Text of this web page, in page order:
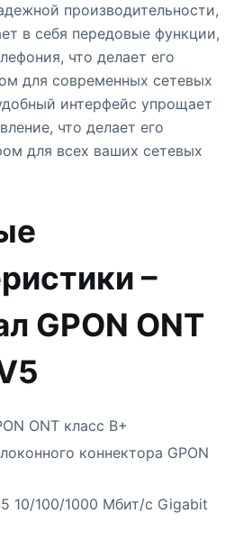
производительности,
в себя передовые функции,
что делает его
для современных сетевых
интерфейс упрощает
что делает его
для всех ваших сетевых
–
GPON ONT
ONT класс B+
коннектора GPON
10/100/1000 Мбит/с Gigabit